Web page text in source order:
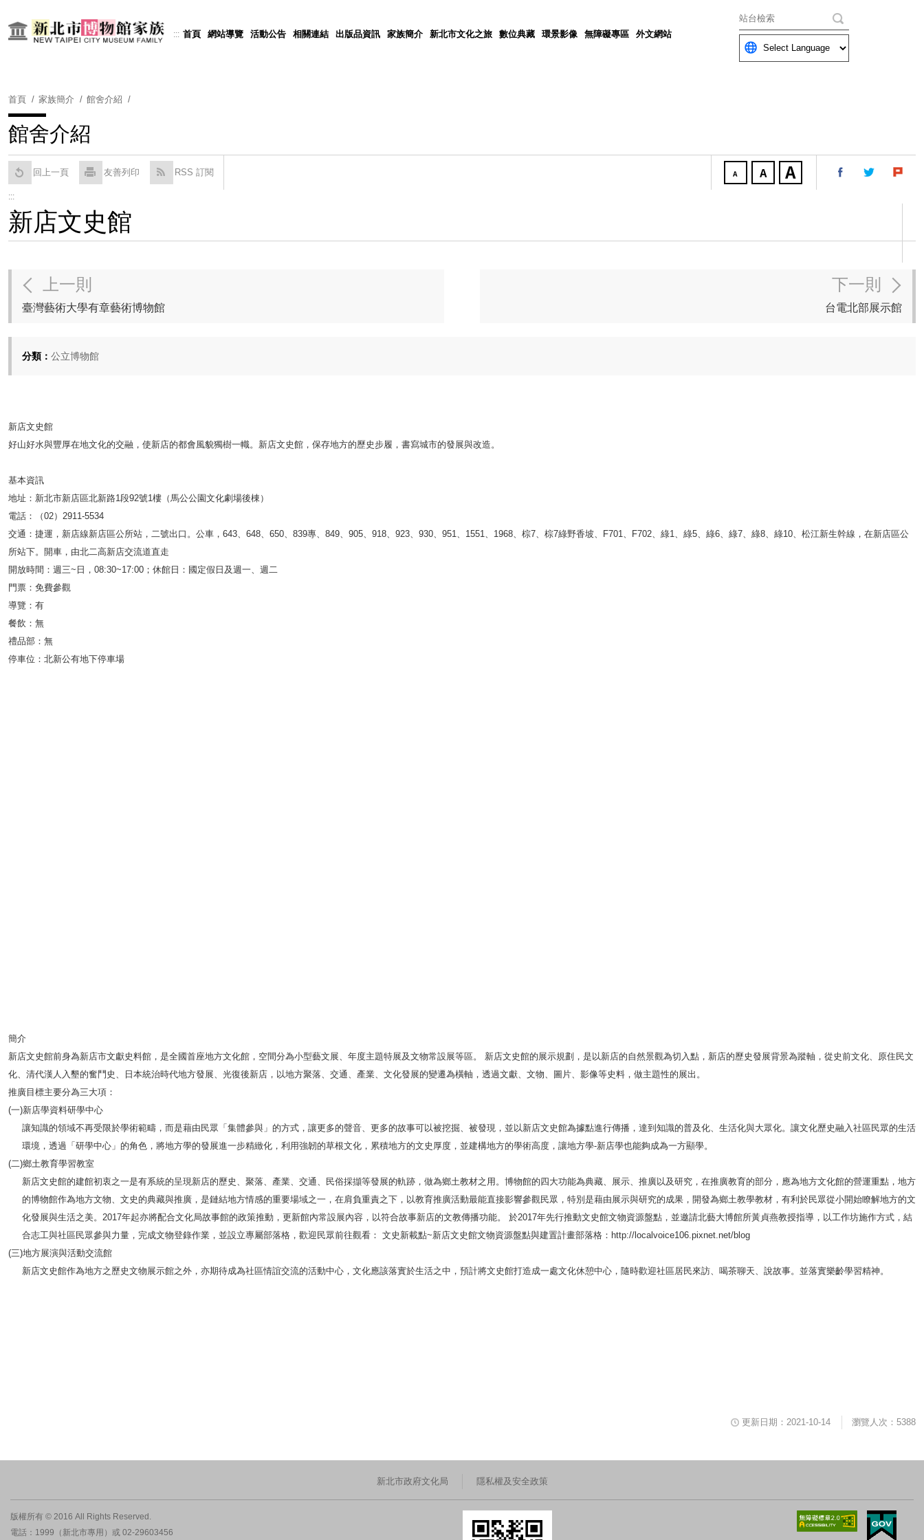
::: 首頁 網站導覽 活動公告 相關連結 出版品資訊 家族簡介 新北市文化之旅 數位典藏 環景影像 無障礙專區 外文網站
關鍵字
Powered by Translate
首頁 家族簡介 館舍介紹
館舍介紹
回上一頁 友善列印 RSS 訂閱
:::
新店文史館
上一則
臺灣藝術大學有章藝術博物館
下一則
台電北部展示館
分類： 公立博物館
新店文史館
好山好水與豐厚在地文化的交融，使新店的都會風貌獨樹一幟。新店文史館，保存地方的歷史步履，書寫城市的發展與改造。
基本資訊
地址：新北市新店區北新路1段92號1樓（馬公公園文化劇場後棟）
電話：（02）2911-5534
交通：捷運，新店線新店區公所站，二號出口。公車，643、648、650、839專、849、905、918、923、930、951、1551、1968、棕7、棕7綠野香坡、F701、F702、綠1、綠5、綠6、綠7、綠8、綠10、松江新生幹線，在新店區公
所站下。開車，由北二高新店交流道直走
開放時間：週三~日，08:30~17:00；休館日：國定假日及週一、週二
門票：免費參觀
導覽：有
餐飲：無
禮品部：無
停車位：北新公有地下停車場
簡介
新店文史館前身為新店市文獻史料館，是全國首座地方文化館，空間分為小型藝文展、年度主題特展及文物常設展等區。 新店文史館的展示規劃，是以新店的自然景觀為切入點，新店的歷史發展背景為蹤軸，從史前文化、原住民文
化、清代漢人入墾的奮鬥史、日本統治時代地方發展、光復後新店，以地方聚落、交通、產業、文化發展的變遷為橫軸，透過文獻、文物、圖片、影像等史料，做主題性的展出。
推廣目標主要分為三大項：
(一)新店學資料研學中心
讓知識的領域不再受限於學術範疇，而是藉由民眾「集體參與」的方式，讓更多的聲音、更多的故事可以被挖掘、被發現，並以新店文史館為據點進行傳播，達到知識的普及化、生活化與大眾化。讓文化歷史融入社區民眾的生活
環境，透過「研學中心」的角色，將地方學的發展進一步精緻化，利用強韌的草根文化，累積地方的文史厚度，並建構地方的學術高度，讓地方學-新店學也能夠成為一方顯學。
(二)鄉土教育學習教室
新店文史館的建館初衷之一是有系統的呈現新店的歷史、聚落、產業、交通、民俗採擷等發展的軌跡，做為鄉土教材之用。博物館的四大功能為典藏、展示、推廣以及研究，在推廣教育的部分，應為地方文化館的營運重點，地方
的博物館作為地方文物、文史的典藏與推廣，是鏈結地方情感的重要場域之一，在肩負重責之下，以教育推廣活動最能直接影響參觀民眾，特別是藉由展示與研究的成果，開發為鄉土教學教材，有利於民眾從小開始瞭解地方的文
化發展與生活之美。2017年起亦將配合文化局故事館的政策推動，更新館內常設展內容，以符合故事新店的文教傳播功能。 於2017年先行推動文史館文物資源盤點，並邀請北藝大博館所黃貞燕教授指導，以工作坊施作方式，結
合志工與社區民眾參與力量，完成文物登錄作業，並設立專屬部落格，歡迎民眾前往觀看： 文史新載點~新店文史館文物資源盤點與建置計畫部落格：http://localvoice106.pixnet.net/blog
(三)地方展演與活動交流館
新店文史館作為地方之歷史文物展示館之外，亦期待成為社區情誼交流的活動中心，文化應該落實於生活之中，預計將文史館打造成一處文化休憩中心，隨時歡迎社區居民來訪、喝茶聊天、說故事。並落實樂齡學習精神。
更新日期：2021-10-14 瀏覽人次：5388
新北市政府文化局 隱私權及安全政策
版權所有 © 2016 All Rights Reserved.
電話：1999（新北市專用）或 02-29603456